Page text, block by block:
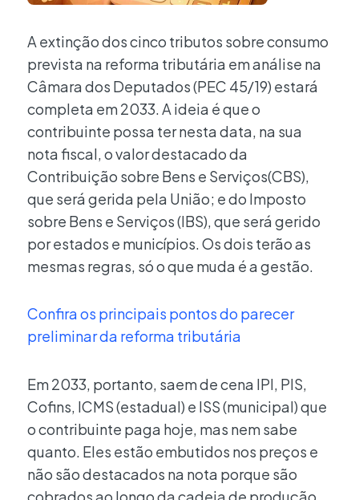
A extinção dos cinco tributos sobre consumo
prevista na reforma tributária em análise na
Câmara dos Deputados (PEC 45/19) estará
completa em 2033. A ideia é que o
contribuinte possa ter nesta data, na sua
nota fiscal, o valor destacado da
Contribuição sobre Bens e Serviços(CBS),
que será gerida pela União; e do Imposto
sobre Bens e Serviços (IBS), que será gerido
por estados e municípios. Os dois terão as
mesmas regras, só o que muda é a gestão.
Confira os principais pontos do parecer
preliminar da reforma tributária
Em 2033, portanto, saem de cena IPI, PIS,
Cofins, ICMS(estadual) e ISS(municipal) que
o contribuinte paga hoje, mas nem sabe
quanto. Eles estão embutidos nos preços e
não são destacados na nota porque são
cobrados ao longo da cadeia de produção